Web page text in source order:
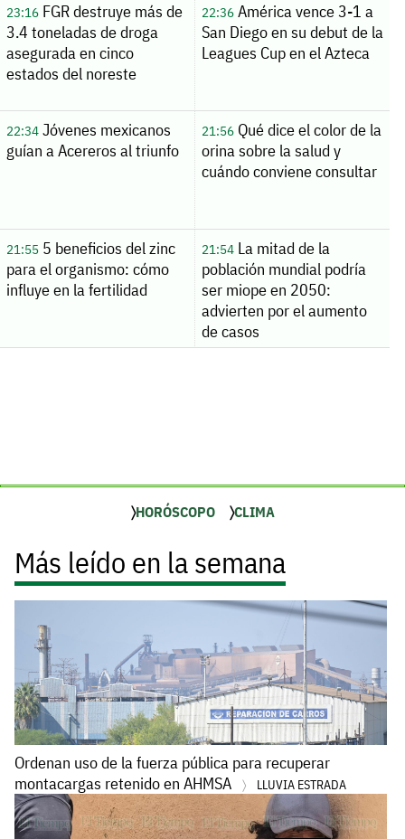
23:16FGR destruye más de
3.4 toneladas de droga
asegurada en cinco
estados del noreste
22:36América vence 3-1 a
San Diego en su debut de la
Leagues Cup en el Azteca
22:34Jóvenes mexicanos
guían a Acereros al triunfo
21:56Qué dice el color de la
orina sobre la salud y
cuándo conviene consultar
21:555 beneficios del zinc
para el organismo: cómo
influye en la fertilidad
21:54La mitad de la
población mundial podría
ser miope en 2050:
advierten por el aumento
de casos
HORÓSCOPO CLIMA
Más leído en la semana
Ordenan uso de la fuerza pública para recuperar
montacargas retenido en AHMSA
LLUVIA ESTRADA